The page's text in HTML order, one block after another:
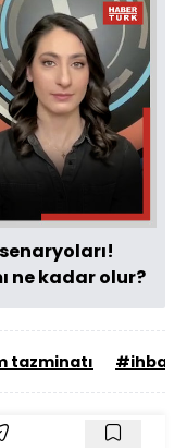
ne kadar olur?
tazminatı #ihbar